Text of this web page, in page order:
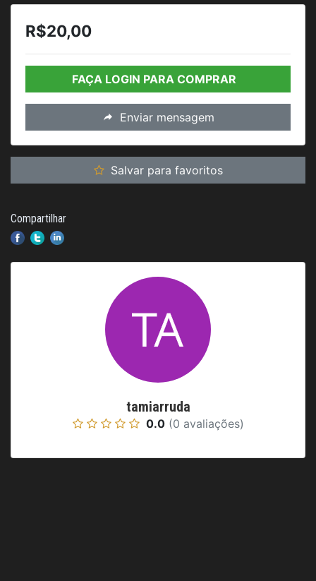
R$20,00
FAÇA LOGIN PARA COMPRAR
Enviar mensagem
Salvar para favoritos
Compartilhar
tamiarruda
0.0 (0 avaliações)